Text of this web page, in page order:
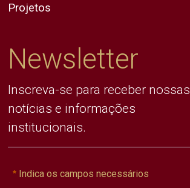
Projetos
Newsletter
Inscreva-se para receber nossas
notícias e informações
institucionais.
Indica os campos necessários